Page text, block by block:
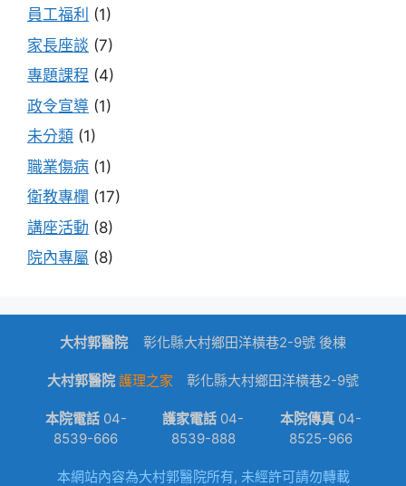
員工福利 (1)
家長座談 (7)
專題課程 (4)
政令宣導 (1)
未分類 (1)
職業傷病 (1)
衛教專欄 (17)
講座活動 (8)
院內專屬 (8)
大村郭醫院 彰化縣大村鄉田洋橫巷2-9號 後棟
大村郭醫院 護理之家 彰化縣大村鄉田洋橫巷2-9號
本院電話04-
8539-666
護家電話 04-
8539-888
本院傳真04-
8525-966
本網站內容為大村郭醫院所有, 未經許可請勿轉載